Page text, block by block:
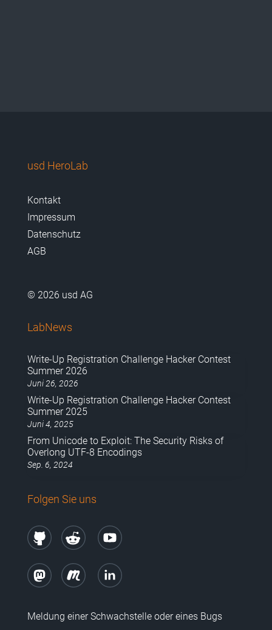
usd HeroLab
Kontakt
Impressum
Datenschutz
AGB
© 2026 usd AG
LabNews
Write-Up Registration Challenge Hacker Contest
Summer 2026
Juni 26, 2026
Write-Up Registration Challenge Hacker Contest
Summer 2025
Juni 4, 2025
From Unicode to Exploit: The Security Risks of
Overlong UTF-8 Encodings
Sep. 6, 2024
Folgen Sie uns
Meldung einer Schwachstelle oder eines Bugs